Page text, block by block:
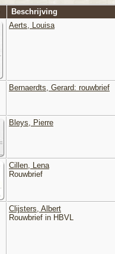
Beschrijving
Aerts, Louisa
Bernaerdts, Gerard: rouwbrief
Bleys, Pierre
Cillen, Lena
Rouwbrief
Clijsters, Albert
Rouwbrief in HBVL